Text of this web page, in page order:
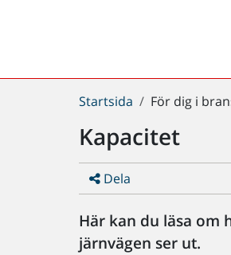
Du
här:
Startsida För dig i
Kapacitet
Dela
Här kan du läsa om
järnvägen ser ut.